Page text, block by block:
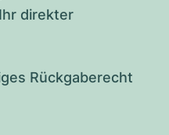
direkter
Rückgaberecht